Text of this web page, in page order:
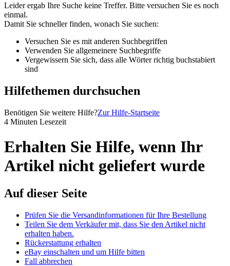
Leider ergab Ihre Suche keine Treffer. Bitte versuchen Sie es noch
einmal.
Damit Sie schneller finden, wonach Sie suchen:
Versuchen Sie es mit anderen Suchbegriffen
Verwenden Sie allgemeinere Suchbegriffe
Vergewissern Sie sich, dass alle Wörter richtig buchstabiert
sind
Hilfethemen durchsuchen
Benötigen Sie weitere Hilfe?Zur Hilfe-Startseite
4 Minuten Lesezeit
Erhalten Sie Hilfe, wenn Ihr
Artikel nicht geliefert wurde
Auf dieser Seite
Prüfen Sie die Versandinformationen für Ihre Bestellung
Teilen Sie dem Verkäufer mit, dass Sie den Artikel nicht
erhalten haben.
Rückerstattung erhalten
eBay einschalten und um Hilfe bitten
Fall abbrechen